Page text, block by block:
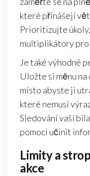
které přinášejí
Prioritizujte
multiplikátory pro
Je také výhodné
Uložte si měnu na
místo abyste ji
které nemusí
Sledování vaší
pomoci učinit
Limity a
akce